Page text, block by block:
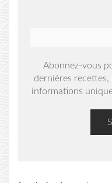
Abonnez-vous
dernières recettes,
informations